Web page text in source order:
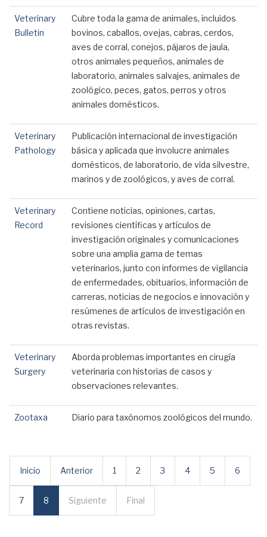
Veterinary
Bulletin
Cubre toda la gama de animales, incluidos
bovinos, caballos, ovejas, cabras, cerdos,
aves de corral, conejos, pájaros de jaula,
otros animales pequeños, animales de
laboratorio, animales salvajes, animales de
zoológico, peces, gatos, perros y otros
animales domésticos.
Veterinary
Pathology
Publicación internacional de investigación
básica y aplicada que involucre animales
domésticos, de laboratorio, de vida silvestre,
marinos y de zoológicos, y aves de corral.
Veterinary
Record
Contiene noticias, opiniones, cartas,
revisiones científicas y artículos de
investigación originales y comunicaciones
sobre una amplia gama de temas
veterinarios, junto con informes de vigilancia
de enfermedades, obituarios, información de
carreras, noticias de negocios e innovación y
resúmenes de artículos de investigación en
otras revistas.
Veterinary
Surgery
Aborda problemas importantes en cirugía
veterinaria con historias de casos y
observaciones relevantes.
Zootaxa Diario para taxónomos zoológicos del mundo.
Inicio Anterior 1 2 3 4 5 6
7 8 Siguiente Final